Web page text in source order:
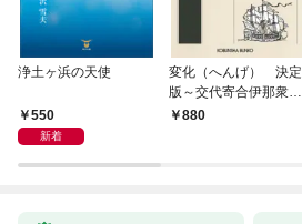
浄土ヶ浜の天使
550
新着
変化（へんげ） 決定
版～交代寄合伊那衆異
聞（1）～
880